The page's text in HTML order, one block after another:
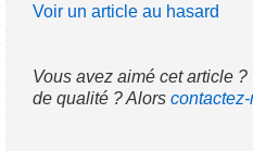
Voir un article au hasard
Vous avez aimé cet article
de qualité ? Alors